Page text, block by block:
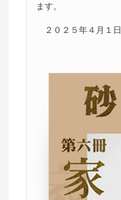
ます。
２０２５年４月１日